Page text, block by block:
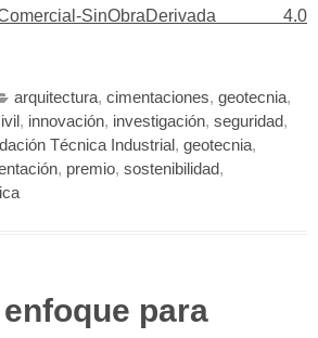
SinObraDerivada 4.0
arquitectura, cimentaciones, geotecnia,
, innovación, investigación, seguridad,
Técnica Industrial , geotecnia,
, premio, sostenibilidad,
para